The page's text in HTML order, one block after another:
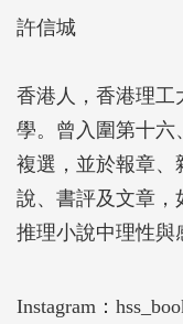
許信城
香港人，香港理工
學。曾入圍第十六
複選，並於報章、
說、書評及文章，
推理小說中理性與
Instagram：